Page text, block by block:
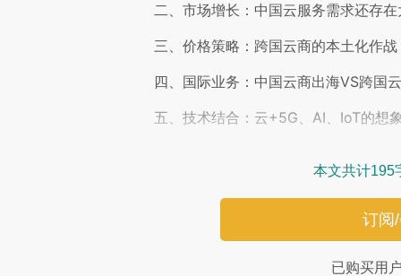
二、市场增长：中国云服务需求还存
三、价格策略：跨国云商的本土化作战
四、国际业务：中国云商出海VS跨国
五、技术结合：云+5G、AI、IoT的想
本文共计195
订阅
已购买用